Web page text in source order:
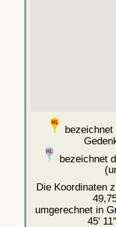
bezeichnet
bezeichnet
Die Koordinaten
umgerechnet in
45'